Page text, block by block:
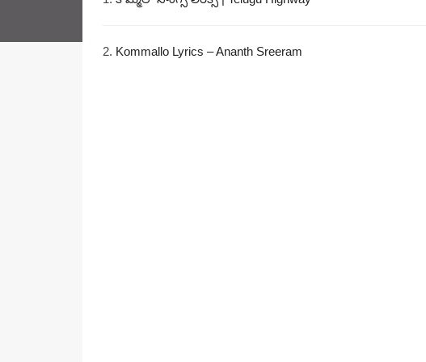
2. Kommallo Lyrics – Ananth Sreeram